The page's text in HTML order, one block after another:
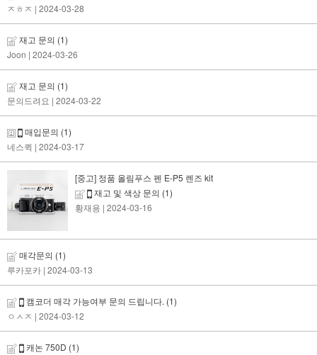
ㅈㅎㅈ | 2024-03-28
재고 문의 (1)
Joon | 2024-03-26
재고 문의 (1)
문의드려요 | 2024-03-22
매입문의 (1)
네스퀵 | 2024-03-17
[중고] 정품 올림푸스 펜 E-P5 렌즈 kit
재고 및 색상 문의 (1)
황재용 | 2024-03-16
매각문의 (1)
루카포카 | 2024-03-13
캠코더 매각 가능여부 문의 드립니다. (1)
ㅇㅅㅈ | 2024-03-12
캐논 750D (1)